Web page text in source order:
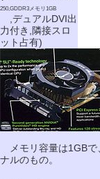
250,GDDR3メモリ1GB
,デュアルDVI出
力付き,隣接スロ
ット占有)
メモリ容量は1GBで
ナルのもの。